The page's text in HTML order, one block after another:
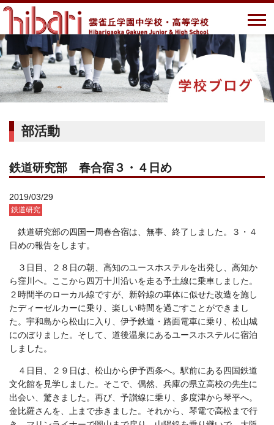
部活動
鉄道研究部 春合宿３・４日め
2019/03/29
鉄道研究
鉄道研究部の四国一周春合宿は、無事、終了しました。３・４
日めの報告をします。
３日目、２８日の朝、高知のユースホステルを出発し、高知か
ら窪川へ。ここから四万十川沿いを走る予土線に乗車しました。
２時間半のローカル線ですが、新幹線の車体に似せた改造を施し
たディーゼルカーに乗り、楽しい時間を過ごすことができまし
た。宇和島から松山に入り、伊予鉄道・路面電車に乗り、松山城
にのぼりました。そして、道後温泉にあるユースホステルに宿泊
しました。
４日目、２９日は、松山から伊予西条へ。駅前にある四国鉄道
文化館を見学しました。そこで、偶然、兵庫の県立高校の先生に
出会い、驚きました。再び、予讃線に乗り、多度津から琴平へ。
金比羅さんを、上まで歩きました。それから、琴電で高松まで行